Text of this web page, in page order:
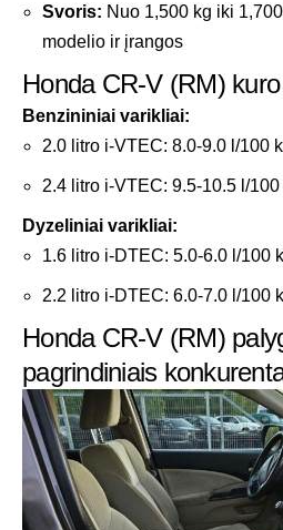
Svoris: Nuo 1,500 kg iki
modelio ir įrangos
Honda CR-V (RM)
Benzininiai varikliai:
2.0 litro i-VTEC: 8.0-9.0 l/100
2.4 litro i-VTEC: 9.5-10.5 l/100
Dyzeliniai varikliai:
1.6 litro i-DTEC: 5.0-6.0 l/100
2.2 litro i-DTEC: 6.0-7.0 l/100
Honda CR-V (RM)
pagrindiniais